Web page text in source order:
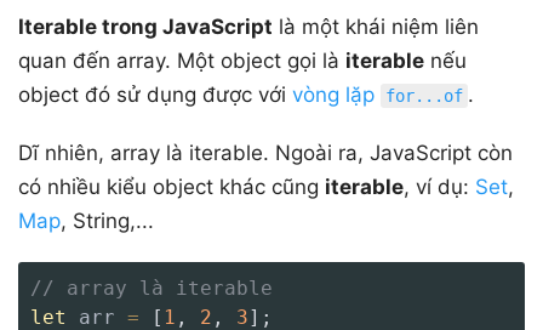
Iterable trong JavaScript là một khái niệm liên
quan đến array. Một object gọi là iterable nếu
object đó sử dụng được với vòng lặp for...of .
Dĩ nhiên, array là iterable. Ngoài ra, JavaScript còn
có nhiều kiểu object khác cũng iterable, ví dụ: Set,
Map, String,...
// array là iterable
let
arr = [ 1 , 2 , 3] ;